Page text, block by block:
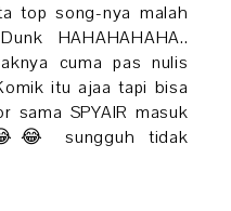
top song-nya malah
HAHAHAHAHA..
cuma pas nulis
itu ajaa tapi bisa
SPYAIR masuk
sungguh tidak